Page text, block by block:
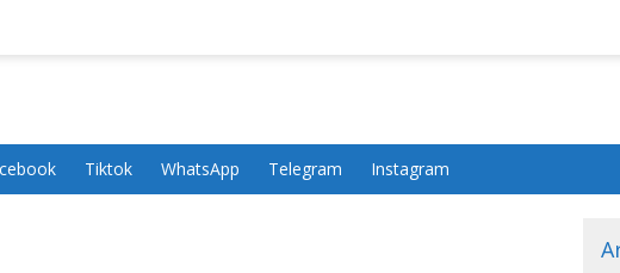
Tiktok WhatsApp Telegram Instagram